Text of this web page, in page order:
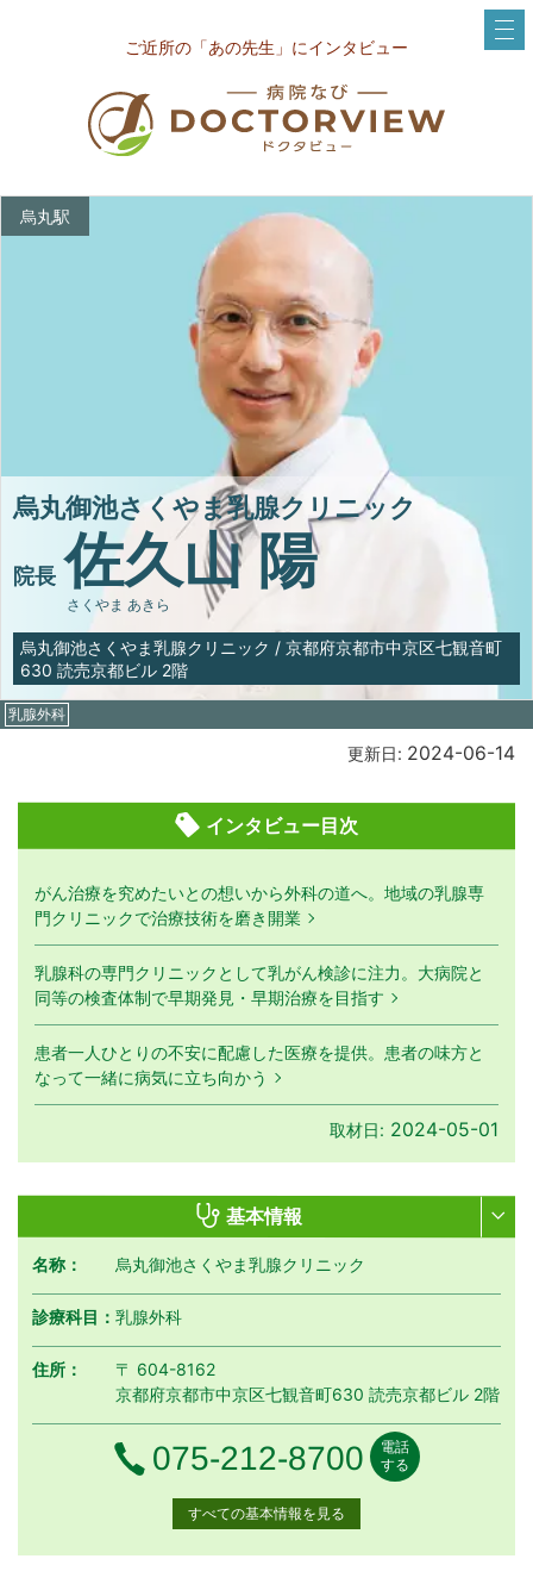
ご近所の「あの先生」にインタビュー
烏丸駅
烏丸御池さくやま乳腺クリニック
院長 佐久山 陽
さくやま あきら
烏丸御池さくやま乳腺クリニック / 京都府京都市中京区七観音町
630 読売京都ビル 2階
乳腺外科
更新日: 2024-06-14
インタビュー目次
がん治療を究めたいとの想いから外科の道へ。地域の乳腺専
門クリニックで治療技術を磨き開業
乳腺科の専門クリニックとして乳がん検診に注力。大病院と
同等の検査体制で早期発見・早期治療を目指す
患者一人ひとりの不安に配慮した医療を提供。患者の味方と
なって一緒に病気に立ち向かう
取材日: 2024-05-01
基本情報
名称： 烏丸御池さくやま乳腺クリニック
診療科目：乳腺外科
住所：
〒 604-8162
京都府京都市中京区七観音町630 読売京都ビル 2階
電話番号
075-212-8700
電話
する
すべての基本情報を見る